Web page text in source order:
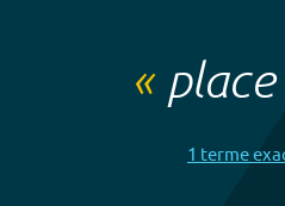
«
1 terme